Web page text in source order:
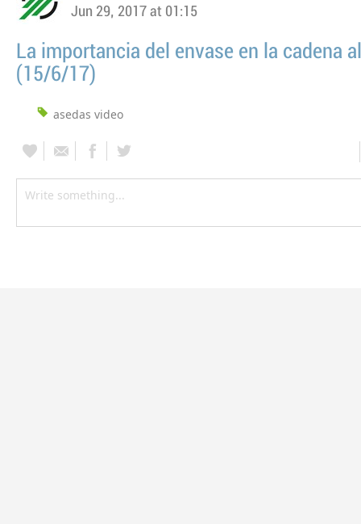
Jun 29, 2017 at 01:15
La importancia del envase en la cadena
(15/6/17)
asedas video